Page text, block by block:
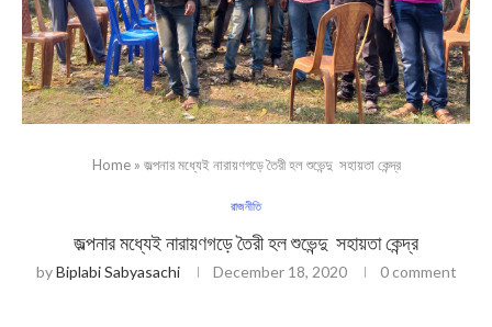
Home» জল্পনার মধ্যেই নারায়ণগড়ে তৈরী হল শুভেন্দু সহায়তা কেন্দ্র
রাজনীতি
জল্পনার মধ্যেই নারায়ণগড়ে তৈরী হল শুভেন্দু সহায়তা কেন্দ্র
byBiplabi Sabyasachi December 18, 2020 0 comment